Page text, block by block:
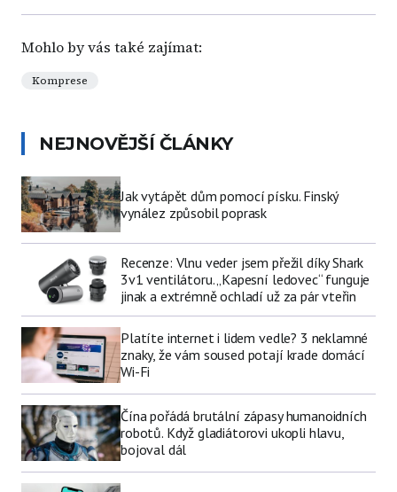
Mohlo by vás také zajímat:
Komprese
NEJNOVĚJŠÍ ČLÁNKY
Jak vytápět dům pomocí písku. Finský
vynález způsobil poprask
Recenze: Vlnu veder jsem přežil díky Shark
3v1 ventilátoru. „Kapesní ledovec“ funguje
jinak a extrémně ochladí už za pár vteřin
Platíte internet i lidem vedle? 3 neklamné
znaky, že vám soused potají krade domácí
Wi-Fi
Čína pořádá brutální zápasy humanoidních
robotů. Když gladiátorovi ukopli hlavu,
bojoval dál